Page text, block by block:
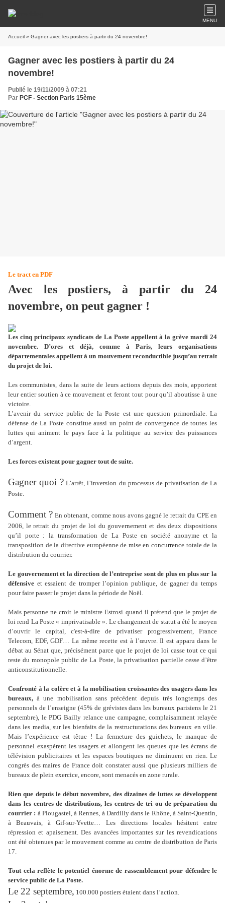
MENU
Accueil » Gagner avec les postiers à partir du 24 novembre!
Gagner avec les postiers à partir du 24
novembre!
Publié le 19/11/2009 à 07:21
Par PCF - Section Paris 15ème
Le tract en PDF
Avec les postiers, à partir du 24
novembre, on peut gagner !
Les cinq principaux syndicats de La Poste appellent à la grève mardi 24
novembre. D’ores et déjà, comme à Paris, leurs organisations
départementales appellent à un mouvement reconductible jusqu’au retrait
du projet de loi.
Les communistes, dans la suite de leurs actions depuis des mois, apportent
leur entier soutien à ce mouvement et feront tout pour qu’il aboutisse à une
victoire.
L’avenir du service public de la Poste est une question primordiale. La
défense de La Poste constitue aussi un point de convergence de toutes les
luttes qui animent le pays face à la politique au service des puissances
d’argent.
Les forces existent pour gagner tout de suite.
Gagner quoi ? L’arrêt, l’inversion du processus de privatisation de La
Poste.
Comment ? En obtenant, comme nous avons gagné le retrait du CPE en
2006, le retrait du projet de loi du gouvernement et des deux dispositions
qu’il porte : la transformation de La Poste en société anonyme et la
transposition de la directive européenne de mise en concurrence totale de la
distribution du courrier.
Le gouvernement et la direction de l’entreprise sont de plus en plus sur la
défensive et essaient de tromper l’opinion publique, de gagner du temps
pour faire passer le projet dans la période de Noël.
Mais personne ne croit le ministre Estrosi quand il prétend que le projet de
loi rend La Poste « imprivatisable ». Le changement de statut a été le moyen
d’ouvrir le capital, c'est-à-dire de privatiser progressivement, France
Telecom, EDF, GDF… La même recette est à l’œuvre. Il est apparu dans le
débat au Sénat que, précisément parce que le projet de loi casse tout ce qui
reste du monopole public de La Poste, la privatisation partielle cesse d’être
anticonstitutionnelle.
Confronté à la colère et à la mobilisation croissantes des usagers dans les
bureaux, à une mobilisation sans précédent depuis très longtemps des
personnels de l’enseigne (45% de grévistes dans les bureaux parisiens le 21
septembre), le PDG Bailly relance une campagne, complaisamment relayée
dans les media, sur les bienfaits de la restructurations des bureaux en ville.
Mais l’expérience est têtue ! La fermeture des guichets, le manque de
personnel exaspèrent les usagers et allongent les queues que les écrans de
télévision publicitaires et les espaces boutiques ne diminuent en rien. Le
congrès des maires de France doit constater aussi que plusieurs milliers de
bureaux de plein exercice, encore, sont menacés en zone rurale.
Rien que depuis le début novembre, des dizaines de luttes se développent
dans les centres de distributions, les centres de tri ou de préparation du
courrier : à Plougastel, à Rennes, à Dardilly dans le Rhône, à Saint-Quentin,
à Beauvais, à Gif-sur-Yvette… Les directions locales hésitent entre
répression et apaisement. Des avancées importantes sur les revendications
ont été obtenues par le mouvement comme au centre de distribution de Paris
17.
Tout cela reflète le potentiel énorme de rassemblement pour défendre le
service public de La Poste.
Le 22 septembre, 100.000 postiers étaient dans l’action.